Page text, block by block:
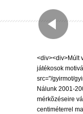
<div><div>Múlt
játékosok
src="/gyirmot/
Nálunk 2001-
mérkõzéseire
centiméterrel